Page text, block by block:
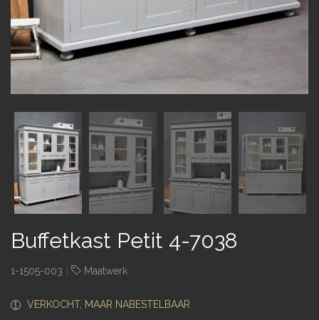
Buffetkast Petit 4-7038
1-1505-003 Maatwerk
VERKOCHT, MAAR NABESTELBAAR